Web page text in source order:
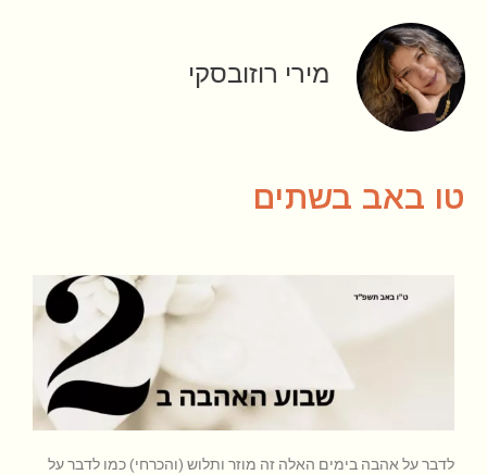
מירי רוזובסקי
טו באב בשתים
לדבר על אהבה בימים האלה זה מוזר ותלוש (והכרחי) כמו לדבר על